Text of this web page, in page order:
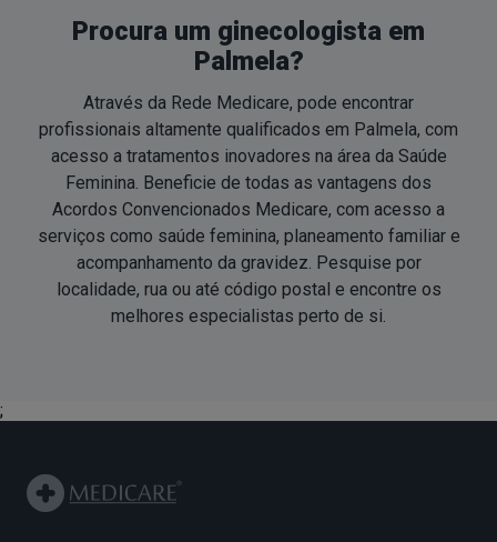
Procura um ginecologista em
Palmela?
Através da Rede Medicare, pode encontrar
profissionais altamente qualificados em Palmela, com
acesso a tratamentos inovadores na área da Saúde
Feminina. Beneficie de todas as vantagens dos
Acordos Convencionados Medicare, com acesso a
serviços como saúde feminina, planeamento familiar e
acompanhamento da gravidez. Pesquise por
localidade, rua ou até código postal e encontre os
melhores especialistas perto de si.
;